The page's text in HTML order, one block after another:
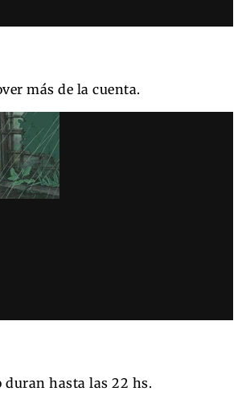
más de la cuenta.
duran hasta las 22 hs.